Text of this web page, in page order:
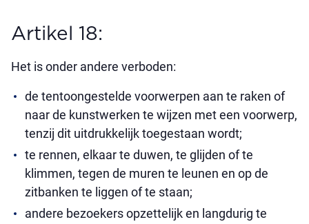
Artikel 18:
Het is onder andere verboden:
de tentoongestelde voorwerpen aan te raken of
naar de kunstwerken te wijzen met een voorwerp,
tenzij dit uitdrukkelijk toegestaan wordt;
te rennen, elkaar te duwen, te glijden of te
klimmen, tegen de muren te leunen en op de
zitbanken te liggen of te staan;
andere bezoekers opzettelijk en langdurig te